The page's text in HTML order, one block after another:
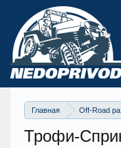
Главная Off-Road
Трофи-